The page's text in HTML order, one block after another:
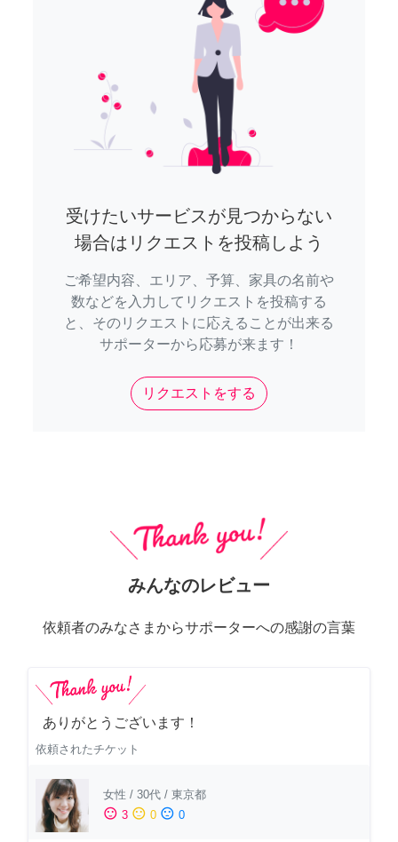
受けたいサービスが見つからない
場合はリクエストを投稿しよう
ご希望内容、エリア、予算、家具の名前や
数などを入力してリクエストを投稿する
と、そのリクエストに応えることが出来る
サポーターから応募が来ます！
リクエストをする
みんなのレビュー
依頼者のみなさまからサポーターへの感謝の言葉
ありがとうございます！
依頼されたチケット
女性 / 30代 / 東京都
sentiment_satisfied 3 sentiment_neutral 0 sentiment_dissatisfied 0